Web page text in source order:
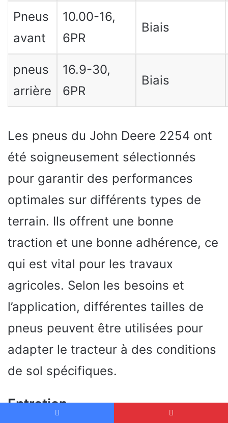
Pneus
avant
10.00-16,
6PR
Biais
pneus
arrière
16.9-30,
6PR
Biais
Les pneus du John Deere 2254 ont
été soigneusement sélectionnés
pour garantir des performances
optimales sur différents types de
terrain. Ils offrent une bonne
traction et une bonne adhérence, ce
qui est vital pour les travaux
agricoles. Selon les besoins et
l’application, différentes tailles de
pneus peuvent être utilisées pour
adapter le tracteur à des conditions
de sol spécifiques.
Entretien